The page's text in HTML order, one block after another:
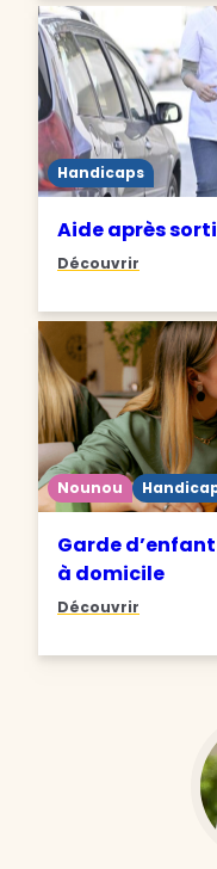
Handicaps
Aide après
Découvrir
Nounou
Garde
à domicile
Découvrir